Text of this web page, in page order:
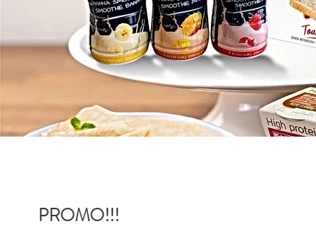
PROMO!!!